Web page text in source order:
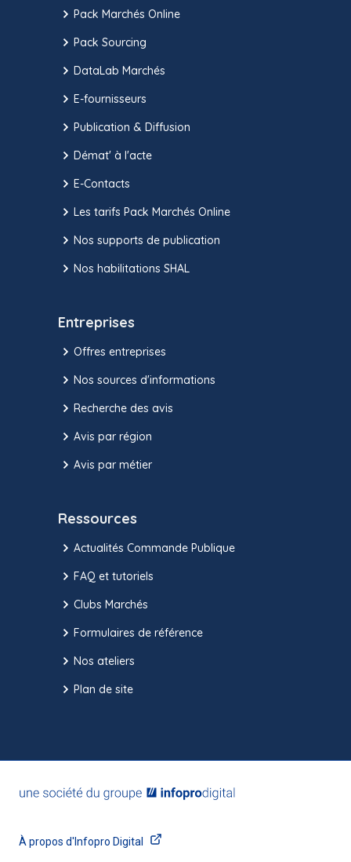
Pack Marchés Online
Pack Sourcing
DataLab Marchés
E-fournisseurs
Publication & Diffusion
Démat' à l'acte
E-Contacts
Les tarifs Pack Marchés Online
Nos supports de publication
Nos habilitations SHAL
Entreprises
Offres entreprises
Nos sources d'informations
Recherche des avis
Avis par région
Avis par métier
Ressources
Actualités Commande Publique
FAQ et tutoriels
Clubs Marchés
Formulaires de référence
Nos ateliers
Plan de site